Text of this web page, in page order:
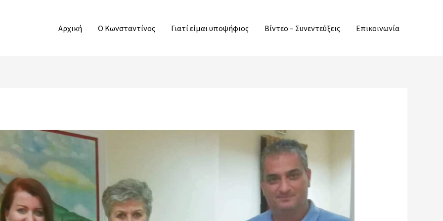
Αρχική Ο Κωνσταντίνος Γιατί είμαι υποψήφιος Βίντεο – Συνεντεύξεις Επικοινωνία